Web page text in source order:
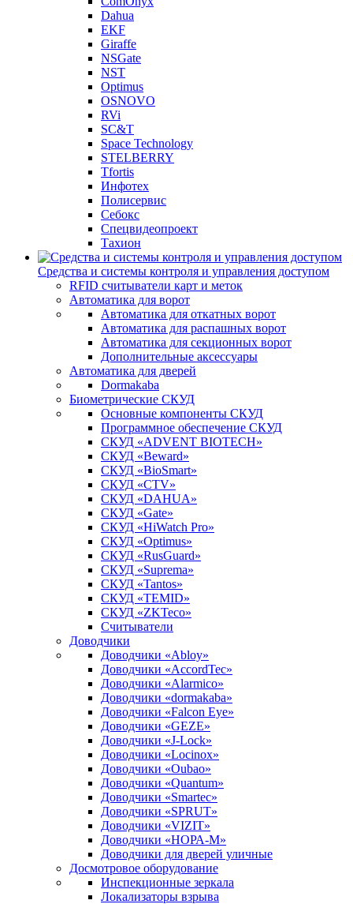
Dahua
EKF
Giraffe
NSGate
NST
Optimus
OSNOVO
RVi
SC&T
Space Technology
STELBERRY
Tfortis
Инфотех
Полисервис
Себокс
Спецвидеопроект
Тахион
Средства и системы контроля и управления доступом
RFID считыватели карт и меток
Автоматика для ворот
Автоматика для откатных ворот
Автоматика для распашных ворот
Автоматика для секционных ворот
Дополнительные аксессуары
Автоматика для дверей
Dormakaba
Биометрические СКУД
Основные компоненты СКУД
Программное обеспечение СКУД
СКУД «ADVENT BIOTECH»
СКУД «Beward»
СКУД «BioSmart»
СКУД «CTV»
СКУД «DAHUA»
СКУД «Gate»
СКУД «HiWatch Pro»
СКУД «Optimus»
СКУД «RusGuard»
СКУД «Suprema»
СКУД «Tantos»
СКУД «TEMID»
СКУД «ZKTeco»
Считыватели
Доводчики
Доводчики «Abloy»
Доводчики «AccordTec»
Доводчики «Alarmico»
Доводчики «dormakaba»
Доводчики «Falcon Eye»
Доводчики «GEZE»
Доводчики «J-Lock»
Доводчики «Locinox»
Доводчики «Oubao»
Доводчики «Quantum»
Доводчики «Smartec»
Доводчики «SPRUT»
Доводчики «VIZIT»
Доводчики «НОРА-М»
Доводчики для дверей уличные
Досмотровое оборудование
Инспекционные зеркала
Локализаторы взрыва